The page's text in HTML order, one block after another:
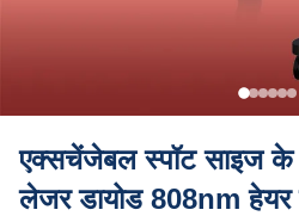
एक्सचेंजेबल स्पॉट साइज
लेजर डायोड 808nm हेयर